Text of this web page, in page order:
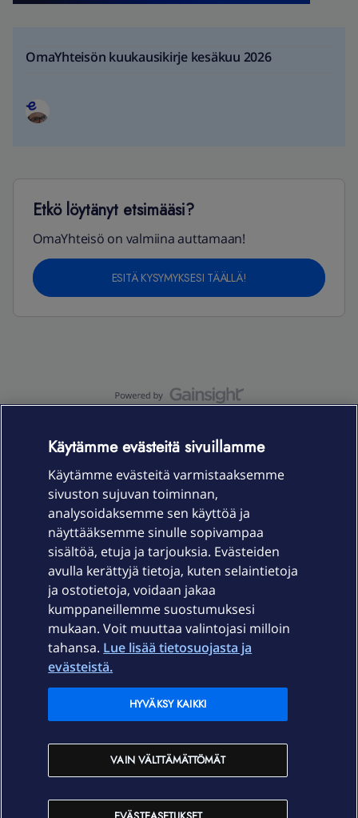
OmaYhteisön kuukausikirje kesäkuu 2026
Etkö löytänyt etsimääsi?
OmaYhteisö on valmiina auttamaan!
ESITÄ KYSYMYKSESI TÄÄLLÄ!
Laitteet & liittymät
Palvelut
Ajankohtaista
Elisa Oyj
In English
Käytämme evästeitä sivuillamme
Käytämme evästeitä varmistaaksemme
sivuston sujuvan toiminnan,
analysoidaksemme sen käyttöä ja
näyttääksemme sinulle sopivampaa
sisältöä, etuja ja tarjouksia. Evästeiden
avulla kerättyjä tietoja, kuten selaintietoja
ja ostotietoja, voidaan jakaa
kumppaneillemme suostumuksesi
mukaan. Voit muuttaa valintojasi milloin
tahansa. Lue lisää tietosuojasta ja
evästeistä.
VAIN VÄLTTÄMÄTTÖMÄT
HYVÄKSY KAIKKI